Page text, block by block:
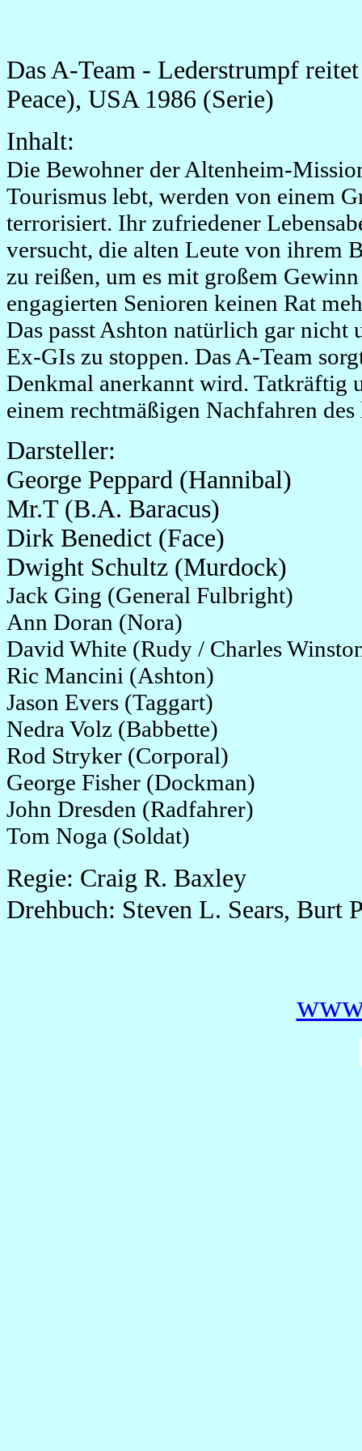
Das A-Team - Lederstrumpf
Peace), USA 1986 (Serie)
Inhalt:
Die Bewohner der Altenheim-
Tourismus lebt, werden von einem
terrorisiert. Ihr zufriedener
versucht, die alten Leute von ihrem
zu reißen, um es mit großem
engagierten Senioren keinen Rat
Das passt Ashton natürlich gar
Ex-GIs zu stoppen. Das A-Team
Denkmal anerkannt wird. Tatkräftig
einem rechtmäßigen Nachfahren
Darsteller:
George Peppard (Hannibal)
Mr.T (B.A. Baracus)
Dirk Benedict (Face)
Dwight Schultz (Murdock)
Jack Ging (General Fulbright)
Ann Doran (Nora)
David White (Rudy / Charles
Ric Mancini (Ashton)
Jason Evers (Taggart)
Nedra Volz (Babbette)
Rod Stryker (Corporal)
George Fisher (Dockman)
John Dresden (Radfahrer)
Tom Noga (Soldat)
Regie: Craig R. Baxley
Drehbuch: Steven L. Sears, Burt